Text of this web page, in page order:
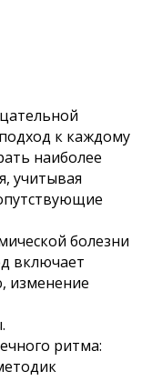
к каждому
наиболее
учитывая
болезни
включает
изменение
ритма: